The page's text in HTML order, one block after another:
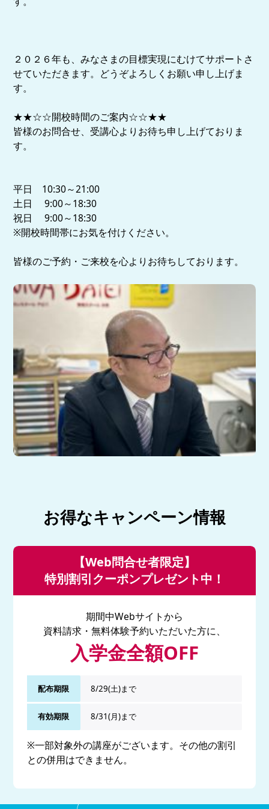
２０２６年も、みなさまの目標実現にむけてサポートさ
せていただきます。どうぞよろしくお願い申し上げま
す。
★★☆☆開校時間のご案内☆☆★★
皆様のお問合せ、受講心よりお待ち申し上げておりま
す。
平日 10:30～21:00
土日 9:00～18:30
祝日 9:00～18:30
※開校時間帯にお気を付けください。
皆様のご予約・ご来校を心よりお待ちしております。
お得なキャンペーン情報
【Web問合せ者限定】
特別割引クーポンプレゼント中！
期間中Webサイトから
資料請求・無料体験予約いただいた方に、
入学金全額OFF
配布期限 8/29(土)まで
有効期限 8/31(月)まで
※一部対象外の講座がございます。その他の割引
との併用はできません。